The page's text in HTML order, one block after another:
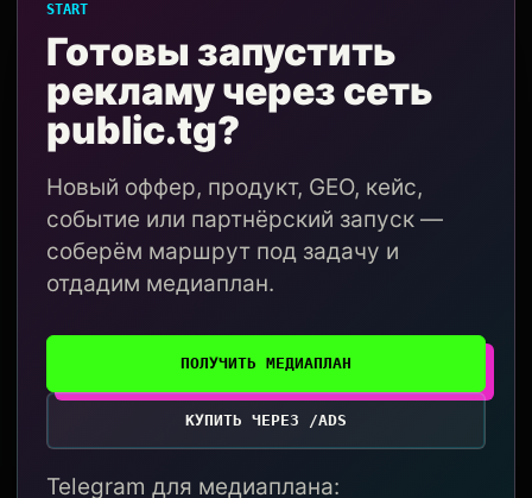
START
Готовы запустить
рекламу через сеть
public.tg?
Новый оффер, продукт, GEO, кейс,
событие или партнёрский запуск —
соберём маршрут под задачу и
отдадим медиаплан.
ПОЛУЧИТЬ МЕДИАПЛАН
КУПИТЬ ЧЕРЕЗ /ADS
Telegram для медиаплана: